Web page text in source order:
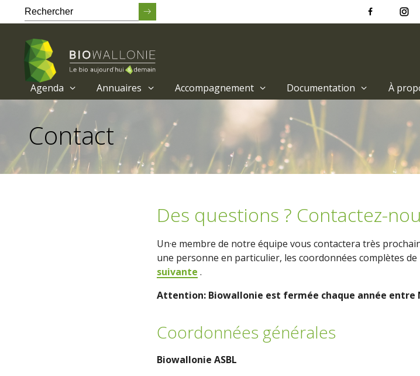
contenu
principal
Agenda Annuaires Accompagnement Documentation À
Contact
Des questions ? Contactez-
Un·e membre de notre équipe vous contactera très
une personne en particulier, les coordonnées complètes
suivante .
Attention: Biowallonie est fermée chaque année entre
Coordonnées générales
Biowallonie ASBL